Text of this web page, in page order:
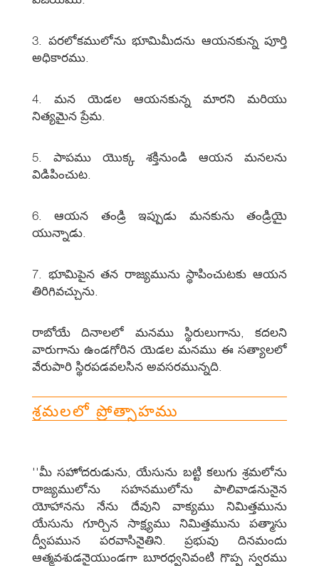
3. పరలోకములోను భూమిమీదను ఆయనకున్న పూర్తి
అధికారము.
4. మన యెడల ఆయనకున్న మారని మరియు
నిత్యమైన ప్రేమ.
5. పాపము యొక్క శక్తినుండి ఆయన మనలను
విడిపించుట.
6. ఆయన తండ్రి ఇప్పుడు మనకును తండ్రియై
యున్నాడు.
7. భూమిపైన తన రాజ్యమును స్థాపించుటకు ఆయన
తిరిగివచ్చును.
రాబోయే దినాలలో మనము స్థిరులుగాను, కదలని
వారుగాను ఉండగోరిన యెడల మనము ఈ సత్యాలలో
వేరుపారి స్థిరపడవలసిన అవసరమున్నది.
శ్రమలలో ప్రోత్సాహము
''మీ సహోదరుడును, యేసును బట్టి కలుగు శ్రమలోను
రాజ్యములోను సహనములోను పాలివాడనునైన
యోహానను నేను దేవుని వాక్యము నిమిత్తమును
యేసును గూర్చిన సాక్ష్యము నిమిత్తమును పత్మాసు
ద్వీపమున పరవాసినైతిని. ప్రభువు దినమందు
ఆత్మవశుడనైయుండగా బూరధ్వనివంటి గొప్ప స్వరము